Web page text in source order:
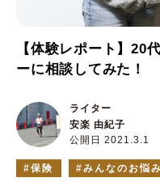
【体験レポート】20
ーに相談してみた！
公開日 2021.3.1
ライター
安楽 由紀子
保険 みんなのお悩